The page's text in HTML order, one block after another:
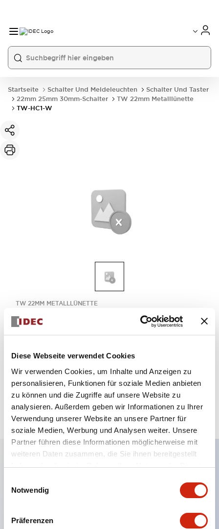
Diese Webseite verwendet Cookies
Wir verwenden Cookies, um Inhalte und Anzeigen zu
personalisieren, Funktionen für soziale Medien anbieten
zu können und die Zugriffe auf unsere Website zu
analysieren. Außerdem geben wir Informationen zu Ihrer
Verwendung unserer Website an unsere Partner für
soziale Medien, Werbung und Analysen weiter. Unsere
Partner führen diese Informationen möglicherweise mit
weiteren Daten zusammen, die Sie ihnen bereitgestellt
haben oder die sie im Rahmen Ihrer Nutzung der Dienste
Notwendig
Präferenzen
Startseite Schalter Und Meldeleuchten
Schalter Und Taster
22mm 25mm 30mm-Schalter
TW 22mm Metalllünette
TW-HC1-W
TW 22MM METALLLÜNETTE
TW-HC1-W
FARBEINSATZ
Menge auswählen
zum Zitat hinzufügen